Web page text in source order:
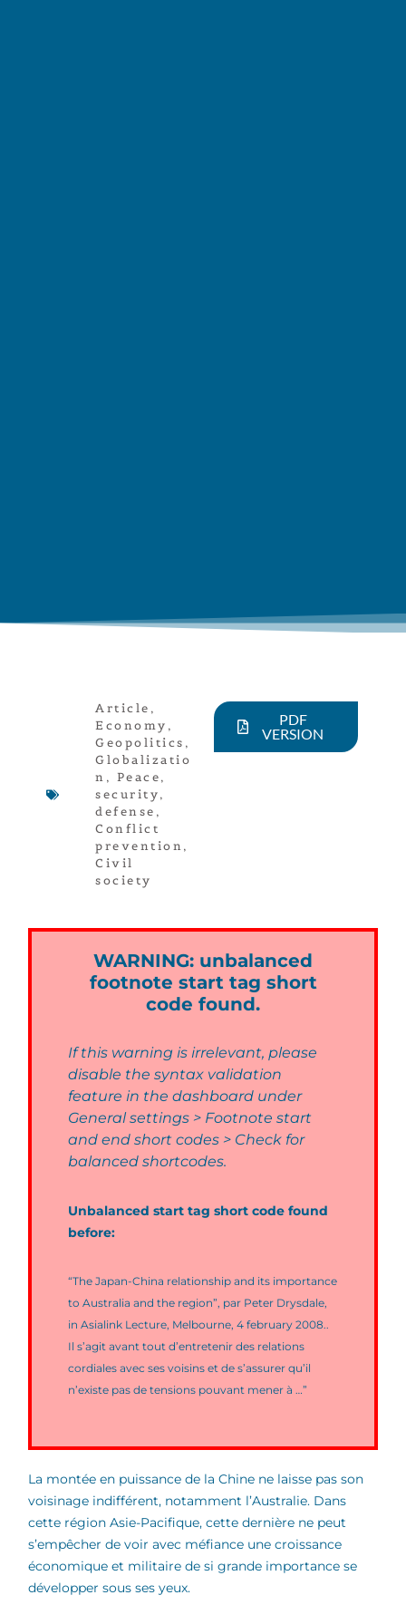
Article ,
Economy ,
Geopolitics ,
Globalizatio
n , Peace,
security,
defense ,
Conflict
prevention,
Civil
society
PDF
VERSION
WARNING: unbalanced
footnote start tag short
code found.
If this warning is irrelevant, please
disable the syntax validation
feature in the dashboard under
General settings > Footnote start
and end short codes > Check for
balanced shortcodes.
Unbalanced start tag short code found
before:
“The Japan-China relationship and its importance
to Australia and the region”, par Peter Drysdale,
in Asialink Lecture, Melbourne, 4 february 2008..
Il s’agit avant tout d’entretenir des relations
cordiales avec ses voisins et de s’assurer qu’il
n’existe pas de tensions pouvant mener à …”
La montée en puissance de la Chine ne laisse pas son
voisinage indifférent, notamment l’Australie. Dans
cette région Asie-Pacifique, cette dernière ne peut
s’empêcher de voir avec méfiance une croissance
économique et militaire de si grande importance se
développer sous ses yeux.